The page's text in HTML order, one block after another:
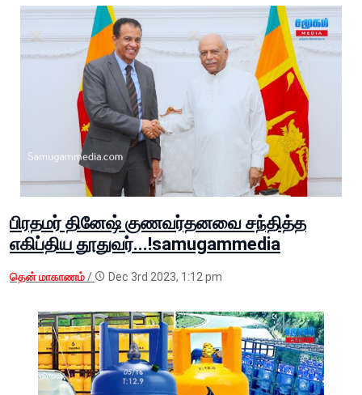
பிரதமர் தினேஷ் குணவர்தனவை சந்தித்த
எகிப்திய தூதுவர்...!samugammedia
தென் மாகாணம்/ Dec 3rd 2023, 1:12 pm